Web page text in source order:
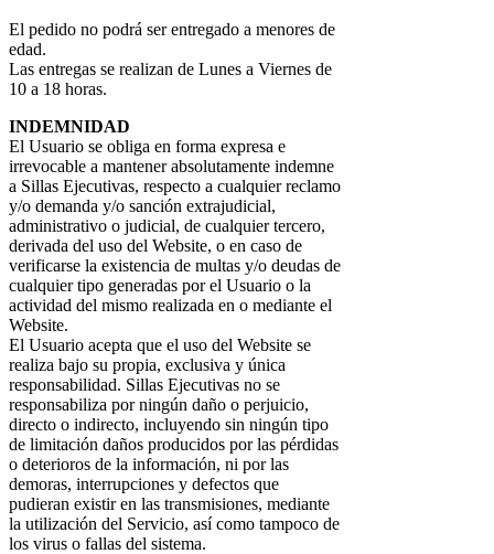
El pedido no podrá ser entregado a menores de
edad.
Las entregas se realizan de Lunes a Viernes de
10 a 18 horas.
INDEMNIDAD
El Usuario se obliga en forma expresa e
irrevocable a mantener absolutamente indemne
a Sillas Ejecutivas, respecto a cualquier reclamo
y/o demanda y/o sanción extrajudicial,
administrativo o judicial, de cualquier tercero,
derivada del uso del Website, o en caso de
verificarse la existencia de multas y/o deudas de
cualquier tipo generadas por el Usuario o la
actividad del mismo realizada en o mediante el
Website.
El Usuario acepta que el uso del Website se
realiza bajo su propia, exclusiva y única
responsabilidad. Sillas Ejecutivas no se
responsabiliza por ningún daño o perjuicio,
directo o indirecto, incluyendo sin ningún tipo
de limitación daños producidos por las pérdidas
o deterioros de la información, ni por las
demoras, interrupciones y defectos que
pudieran existir en las transmisiones, mediante
la utilización del Servicio, así como tampoco de
los virus o fallas del sistema.